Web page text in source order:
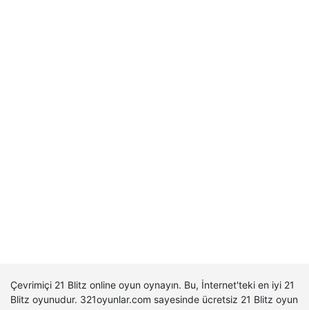
Çevrimiçi 21 Blitz online oyun oynayın. Bu, İnternet'teki en iyi 21
Blitz oyunudur. 321oyunlar.com sayesinde ücretsiz 21 Blitz oyun